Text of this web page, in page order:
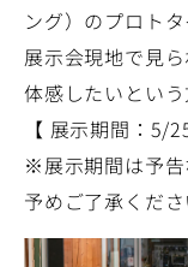
ング）のプロト
展示会現地で見
体感したいという
【 展示期間：5/
※展示期間は予告
予めご了承くださ